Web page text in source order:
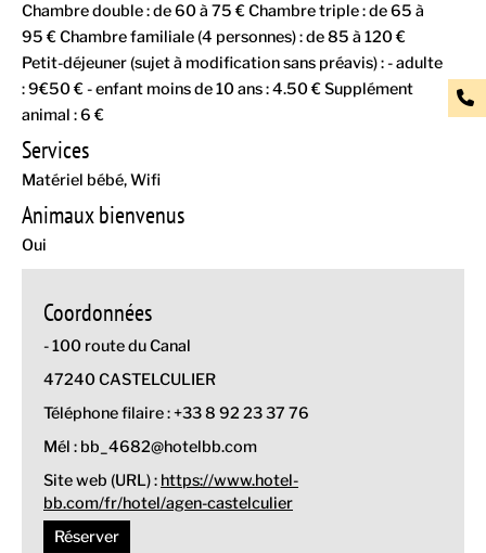
Chambre double : de 60 à 75 € Chambre triple : de 65 à
95 € Chambre familiale (4 personnes) : de 85 à 120 €
Petit-déjeuner (sujet à modification sans préavis) : - adulte
: 9€50 € - enfant moins de 10 ans : 4.50 € Supplément
animal : 6 €
Services
Matériel bébé Wifi
Animaux bienvenus
Oui
Coordonnées
- 100 route du Canal
47240 CASTELCULIER
Téléphone filaire : +33 8 92 23 37 76
Mél : bb_4682@hotelbb.com
Site web (URL) : https://www.hotel-
bb.com/fr/hotel/agen-castelculier
Réserver